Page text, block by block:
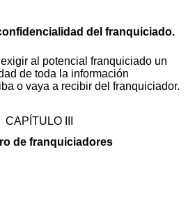
del franquiciado.
al potencial franquiciado un
de toda la información
o vaya a recibir del franquiciador.
CAPÍTULO III
de franquiciadores